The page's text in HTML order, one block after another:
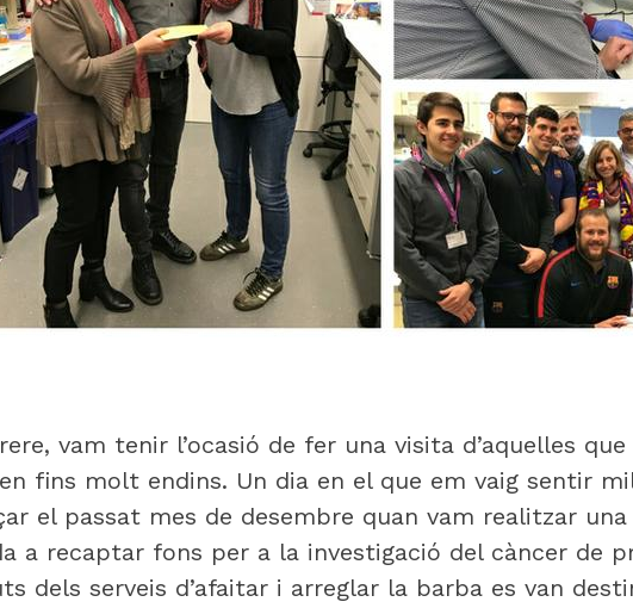
vam tenir l’ocasió de fer una visita d’aquelles
fins molt endins. Un dia en el que em vaig sentir
el passat mes de desembre quan vam realitzar
a recaptar fons per a la investigació del càncer de
dels serveis d’afaitar i arreglar la barba es van